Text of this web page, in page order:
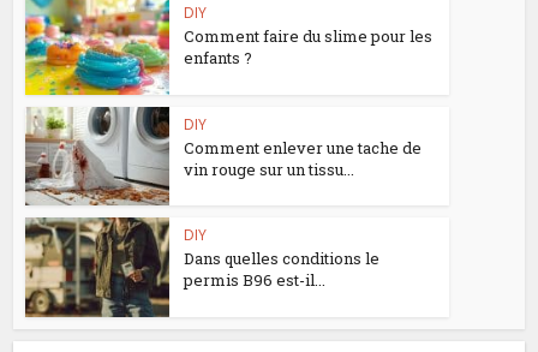
DIY
Comment faire du slime pour les
enfants ?
DIY
Comment enlever une tache de
vin rouge sur un tissu...
DIY
Dans quelles conditions le
permis B96 est-il...